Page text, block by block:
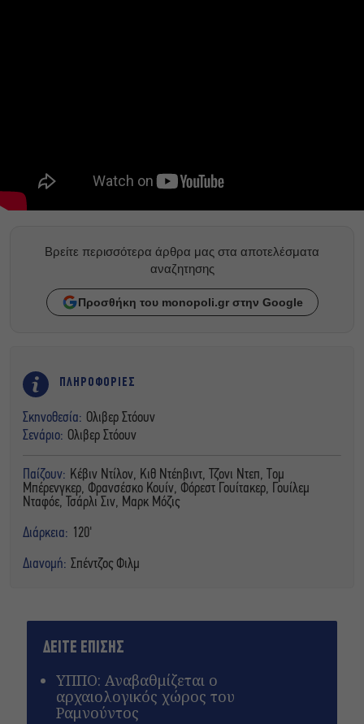
Βρείτε περισσότερα άρθρα μας στα αποτελέσματα
αναζητησης
Προσθήκη του monopoli.gr στην Google
ΠΛΗΡΟΦΟΡΙΕΣ
Σκηνοθεσία: Ολιβερ Στόουν
Σενάριο: Ολιβερ Στόουν
Παίζουν: Κέβιν Ντίλον, Κιθ Ντέηβιντ, Τζονι Ντεπ, Τομ
Μπέρενγκερ, Φρανσέσκο Κουίν, Φόρεστ Γουίτακερ, Γουίλεμ
Νταφόε, Τσάρλι Σιν, Μαρκ Μόζις
Διάρκεια: 120'
Διανομή: Σπέντζος Φιλμ
ΔΕΙΤΕ ΕΠΙΣΗΣ
ΥΠΠΟ: Αναβαθμίζεται ο
αρχαιολογικός χώρος του
Ραμνούντος